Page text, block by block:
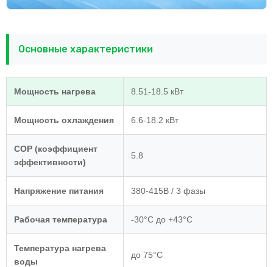
Основные характеристики
Мощность нагрева 8.51-18.5 кВт
Мощность охлаждения 6.6-18.2 кВт
COP (коэффициент
эффективности)
5.8
Напряжение питания 380-415В / 3 фазы
Рабочая температура -30°C до +43°C
Температура нагрева
воды
до 75°C